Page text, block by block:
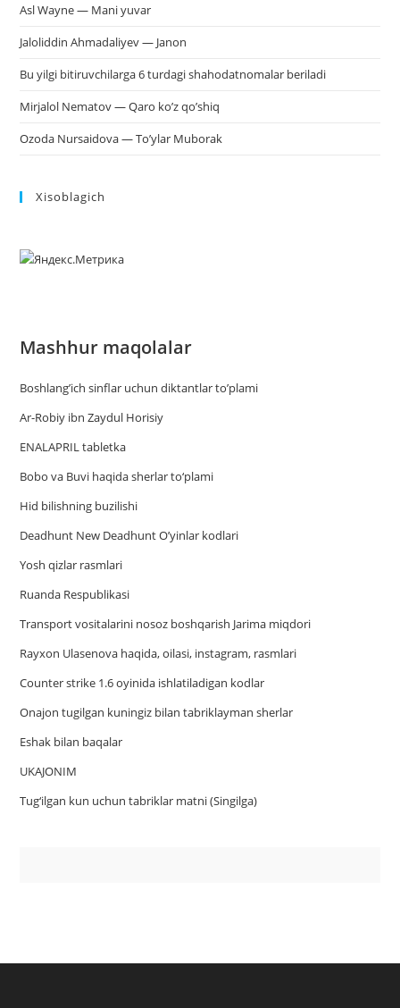
Asl Wayne — Mani yuvar
Jaloliddin Ahmadaliyev — Janon
Bu yilgi bitiruvchilarga 6 turdagi shahodatnomalar beriladi
Mirjalol Nematov — Qaro ko’z qo’shiq
Ozoda Nursaidova — To’ylar Muborak
Xisoblagich
Mashhur maqolalar
Boshlang’ich sinflar uchun diktantlar to’plami
Ar-Robiy ibn Zaydul Horisiy
ENALAPRIL tabletka
Bobo va Buvi haqida sherlar to‘plami
Hid bilishning buzilishi
Deadhunt New Deadhunt O’yinlar kodlari
Yosh qizlar rasmlari
Ruanda Respublikasi
Trаnsport vositаlаrini nosoz boshqаrish Jаrimа miqdori
Rayxon Ulasenova haqida, oilasi, instagram, rasmlari
Counter strike 1.6 oyinida ishlatiladigan kodlar
Onajon tugilgan kuningiz bilan tabriklayman sherlar
Eshak bilan baqalar
UKAJONIM
Tug‘ilgan kun uchun tabriklar matni (Singilga)